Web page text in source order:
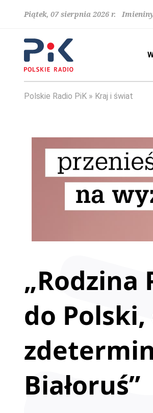
Piątek, 07 sierpnia 2026 r.
Polskie Radio PiK Kraj i świat
„Rodzina
do
Białoruś”